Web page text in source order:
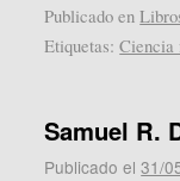
Publicado en
Etiquetas: Ciencia
Samuel R.
Publicado el 31/